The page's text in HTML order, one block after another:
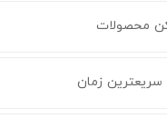
محصولات
سریعترین زمان